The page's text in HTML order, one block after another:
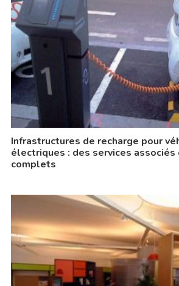
Infrastructures de recharge pour
électriques : des services
complets